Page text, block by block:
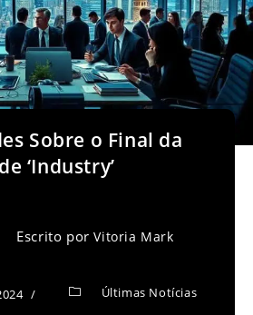
Sobre o Final da
‘Industry’
Escrito porVitoria Mark
Últimas Notícias